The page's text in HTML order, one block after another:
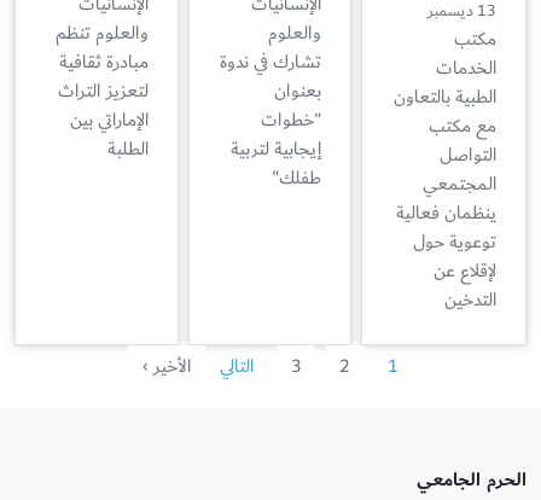
13 ديسمبر
مكتب
الخدمات
الطبية بالتعاون
مع مكتب
التواصل
المجتمعي
ينظمان فعالية
توعوية حول
لإقلاع عن
التدخين
والعلوم
تشارك في ندوة
بعنوان
"خطوات
إيجابية لتربية
طفلك"
والعلوم تنظم
مبادرة ثقافية
لتعزيز التراث
الإماراتي بين
الطلبة
1
2
3 التالي الأخير ›
الحرم الجامعي